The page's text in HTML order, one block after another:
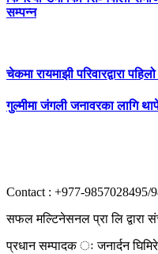
सम्पन्न
चेकमा रायमाझी परिवारद्वारा
गुल्मीमा जंगली जनावरका लागि
Contact : +977-9857028495/
सफल मल्टिनेसनल प्रा लि द्वारा
प्रधान सम्पादक ः जनार्दन घिमिरे